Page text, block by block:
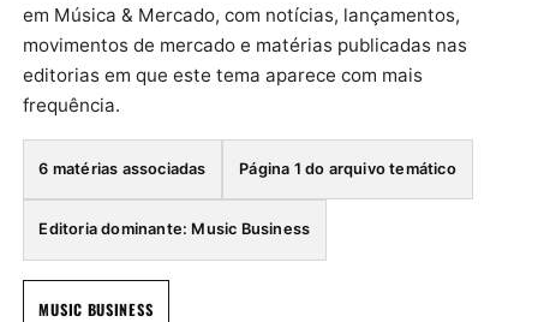
em Música & Mercado, com notícias, lançamentos,
movimentos de mercado e matérias publicadas nas
editorias em que este tema aparece com mais
frequência.
6 matérias associadas Página 1 do arquivo temático
Editoria dominante: Music Business
MUSIC BUSINESS